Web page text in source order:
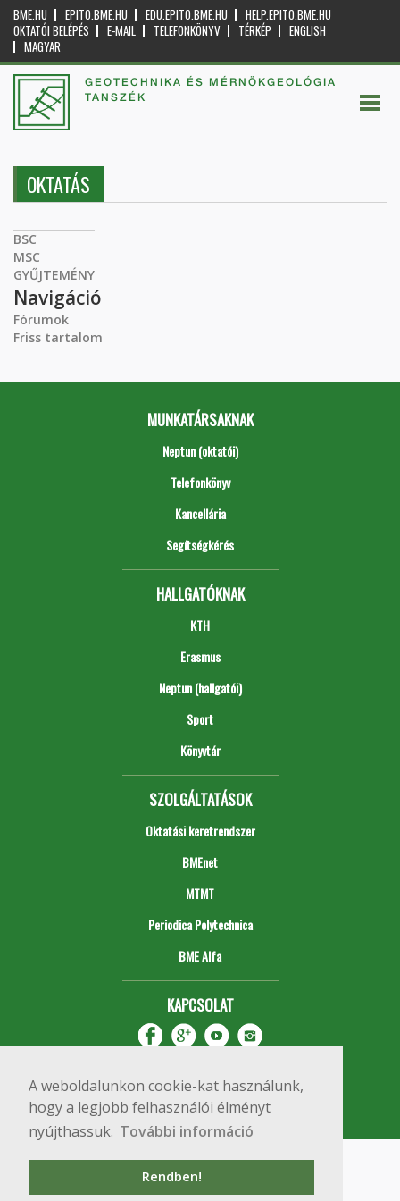
A weboldalunkon cookie-kat használunk,
hogy a legjobb felhasználói élményt
nyújthassuk. További információ
Rendben!
BME.HU EPITO.BME.HU EDU.EPITO.BME.HU
HELP.EPITO.BME.HU
OKTATÓI BELÉPÉS
E-MAIL TELEFONKÖNYV TÉRKÉP
ENGLISH
MAGYAR
GEOTECHNIKA ÉS MÉRNÖKGEOLÓGIA
TANSZÉK
OKTATÁS
BSC
MSC
GYŰJTEMÉNY
Navigáció
Fórumok
Friss tartalom
MUNKATÁRSAKNAK
Neptun (oktatói)
Telefonkönyv
Kancellária
Segítségkérés
HALLGATÓKNAK
KTH
Erasmus
Neptun (hallgatói)
Sport
Könyvtár
SZOLGÁLTATÁSOK
Oktatási keretrendszer
BMEnet
MTMT
Periodica Polytechnica
BME Alfa
KAPCSOLAT
Copyright © 2020 BME Építőmérnöki Kar
1111 Budapest, Műegyetem rkp. 3.